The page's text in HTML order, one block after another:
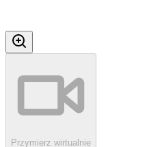
Przymierz wirtualnie